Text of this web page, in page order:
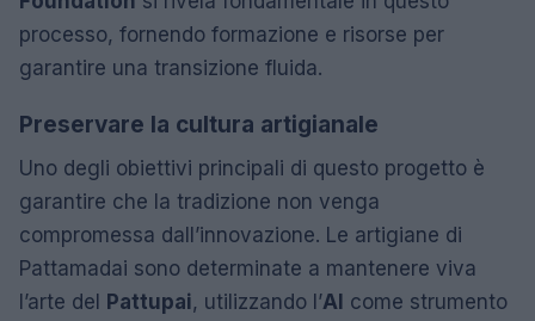
processo, fornendo formazione e risorse per
garantire una transizione fluida.
Preservare la cultura artigianale
Uno degli obiettivi principali di questo progetto è
garantire che la tradizione non venga
compromessa dall’innovazione. Le artigiane di
Pattamadai sono determinate a mantenere viva
l’arte del Pattupai, utilizzando l’AI come strumento